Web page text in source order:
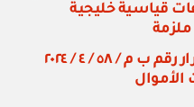
مواصفات قياسية خليجية
البنك المركزي العماني: قرار رقم ب م / ٥٨ / ٤ / ٢٠٢٤
الأموال